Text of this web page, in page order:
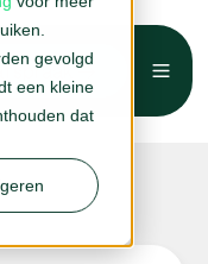
gevolgd
een kleine
dat
→